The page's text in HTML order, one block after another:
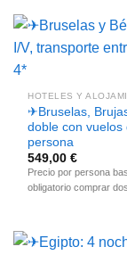
HOTELES Y
✈Bruselas,
doble con vuelos
persona
549,00€
Precio por persona
obligatorio comprar